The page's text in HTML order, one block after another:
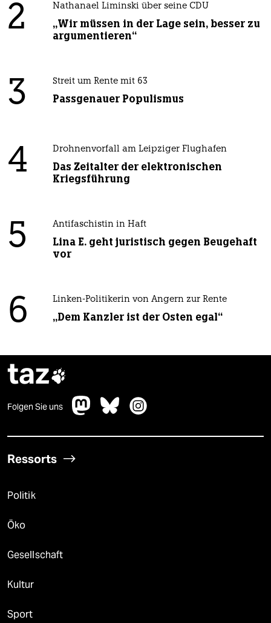
2 Nathanael Liminski über seine CDU
„Wir müssen in der Lage sein, besser zu
argumentieren“
3 Streit um Rente mit 63
Passgenauer Populismus
4 Drohnenvorfall am Leipziger Flughafen
Das Zeitalter der elektronischen
Kriegsführung
5 Antifaschistin in Haft
Lina E. geht juristisch gegen Beugehaft
vor
6 Linken-Politikerin von Angern zur Rente
„Dem Kanzler ist der Osten egal“
taz
Folgen Sie uns
Ressorts
Politik
Öko
Gesellschaft
Kultur
Sport